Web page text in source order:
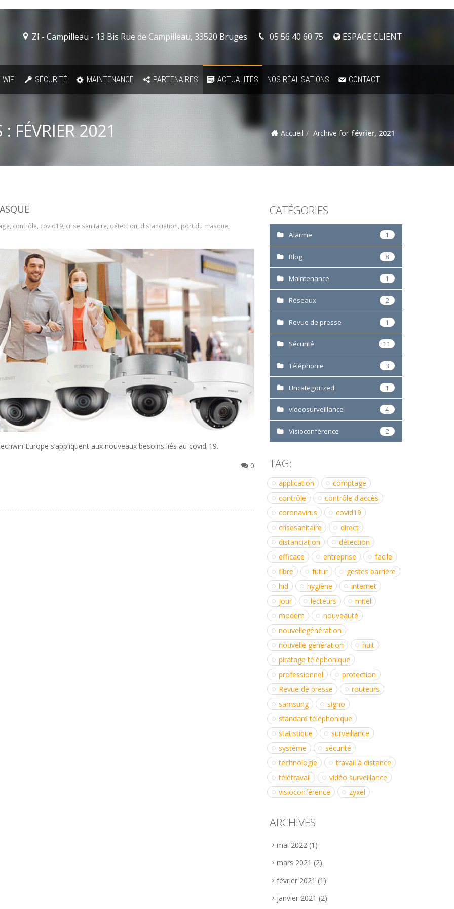
ZI - Campilleau - 13 Bis Rue de Campilleau, 33520 Bruges 05 56 40 60 75 ESPACE CLIENT
SÉCURITÉ MAINTENANCE PARTENAIRES ACTUALITÉS NOS RÉALISATIONS CONTACT
: FÉVRIER 2021 Accueil Archive for février, 2021
, contrôle, covid19, crise sanitaire, détection, distanciation, port du masque,
Europe s’appliquent aux nouveaux besoins liés au covid-19.
0
CATÉGORIES
Alarme 1
Blog 8
Maintenance 1
Réseaux 2
Revue de presse 1
Sécurité 11
Téléphonie 3
Uncategorized 1
videosurveillance 4
Visioconférence 2
TAG:
application
comptage
contrôle
contrôle d'accès
coronavirus
covid19
crisesanitaire
direct
distanciation
détection
efficace
entreprise
facile
fibre
futur
gestes barrière
hid
hygiène
internet
jour
lecteurs
mitel
modem
nouveauté
nouvellegénération
nouvelle génération
nuit
piratage téléphonique
professionnel
protection
Revue de presse
routeurs
samsung
signo
standard téléphonique
statistique
surveillance
système
sécurité
technologie
travail à distance
télétravail
vidéo surveillance
visioconférence
zyxel
ARCHIVES
mai 2022(1)
mars 2021 (2)
février 2021 (1)
janvier 2021 (2)